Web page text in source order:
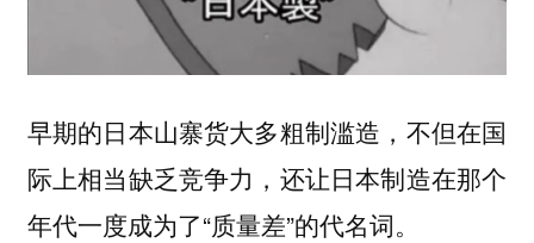
早期的日本山寨货大多粗制滥造，不但在国
际上相当缺乏竞争力，还让日本制造在那个
年代一度成为了“质量差”的代名词。